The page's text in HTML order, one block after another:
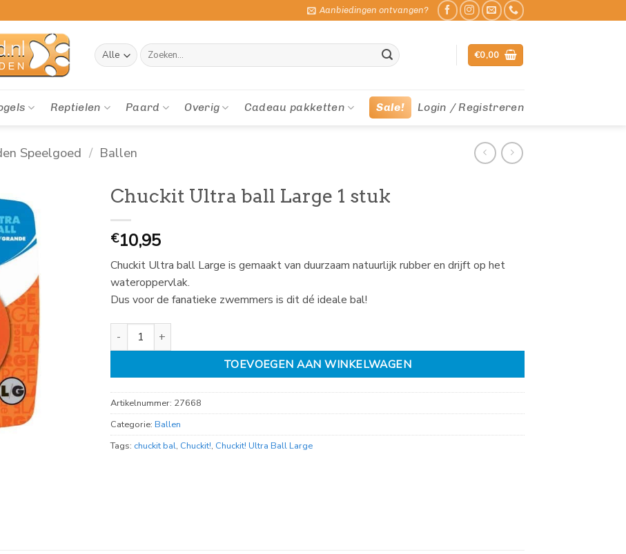
Aanbiedingen ontvangen?
Zoeken
naar:
€0,00
Reptielen Paard Overig Cadeau pakketten Sale! Login / Registreren
Speelgoed / Ballen
Chuckit Ultra ball Large 1 stuk
€10,95
Chuckit Ultra ball Large is gemaakt van duurzaam natuurlijk rubber en drijft op het
wateroppervlak.
Dus voor de fanatieke zwemmers is dit dé ideale bal!
Chuckit Ultra ball Large 1 stuk aantal
TOEVOEGEN AAN WINKELWAGEN
Artikelnummer: 27668
Categorie: Ballen
Tags: chuckit bal, Chuckit!, Chuckit! Ultra Ball Large